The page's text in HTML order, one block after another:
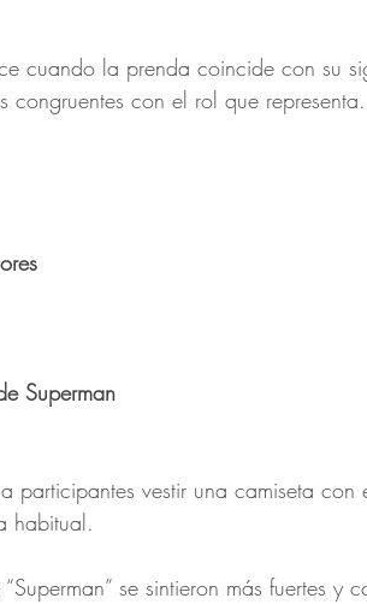
cuando la prenda coincide con su
congruentes con el rol que representa.
Superman
participantes vestir una camiseta
habitual.
se sintieron más fuertes y